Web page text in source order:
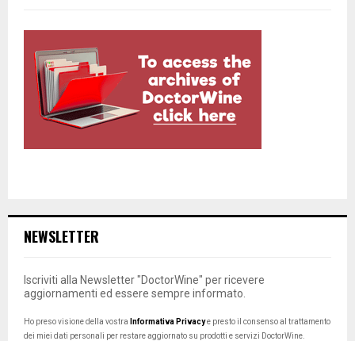
NEWSLETTER
Iscriviti alla Newsletter "DoctorWine" per ricevere
aggiornamenti ed essere sempre informato.
Ho preso visione della vostra Informativa Privacye presto il consenso al trattamento
dei miei dati personali per restare aggiornato su prodotti e servizi DoctorWine.